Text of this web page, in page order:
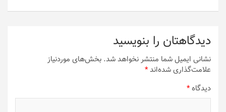
دیدگاهتان را بنویسید
نشانی ایمیل شما منتشر نخواهد شد. بخش‌های موردنیاز
علامت‌گذاری شده‌اند*
دیدگاه*